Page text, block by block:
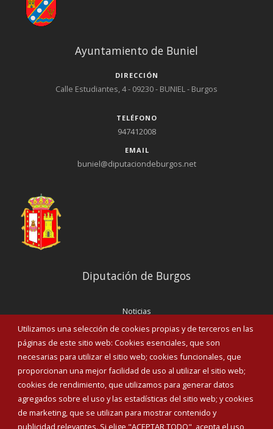
Utilizamos una selección de cookies propias y de terceros en las
páginas de este sitio web: Cookies esenciales, que son
necesarias para utilizar el sitio web; cookies funcionales, que
proporcionan una mejor facilidad de uso al utilizar el sitio web;
cookies de rendimiento, que utilizamos para generar datos
agregados sobre el uso y las estadísticas del sitio web; y cookies
de marketing, que se utilizan para mostrar contenido y
Ayuntamiento de Buniel
DIRECCIÓN
Calle Estudiantes, 4 - 09230 - BUNIEL - Burgos
TELÉFONO
947412008
EMAIL
buniel@diputaciondeburgos.net
Diputación de Burgos
Noticias
Eventos
Corporación Municipal
Teléfonos de interés
INICIAR SESIÓN
MAPA WEB